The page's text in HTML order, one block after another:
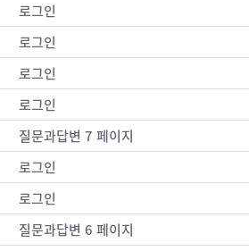
로그인
로그인
로그인
로그인
질문과답변 7 페이지
로그인
로그인
질문과답변 6 페이지